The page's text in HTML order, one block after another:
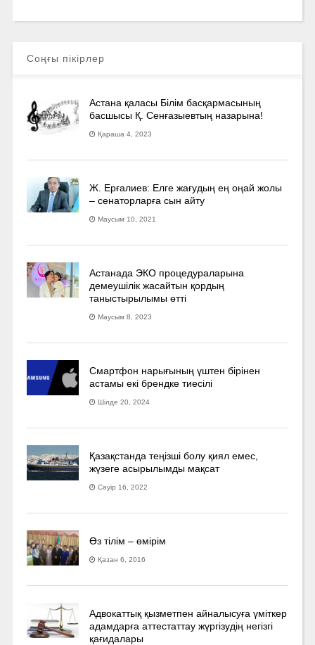
Соңғы пікірлер
Астана қаласы Білім басқармасының
басшысы Қ. Сенғазыевтың назарына!
Қараша 4, 2023
Ж. Ерғалиев: Елге жағудың ең оңай жолы
– сенаторларға сын айту
Маусым 10, 2021
Астанада ЭКО процедураларына
демеушілік жасайтын қордың
таныстырылымы өтті
Маусым 8, 2023
Смартфон нарығының үштен бірінен
астамы екі брендке тиесілі
Шілде 20, 2024
Қазақстанда теңізші болу қиял емес,
жүзеге асырылымды мақсат
Сәуір 16, 2022
Өз тілім – өмірім
Қазан 6, 2016
Адвокаттық қызметпен айналысуға үмiткер
адамдарға аттестаттау жүргізудің негізгі
қағидалары